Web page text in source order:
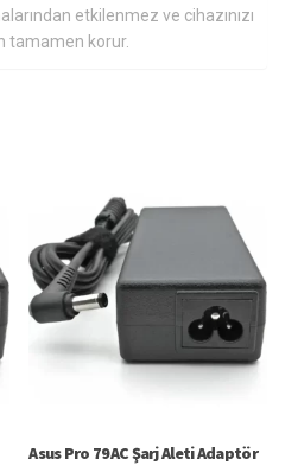
etkilenmez ve cihazınızı
tamamen korur.
Asus Pro 79AC Şarj Aleti Adaptör